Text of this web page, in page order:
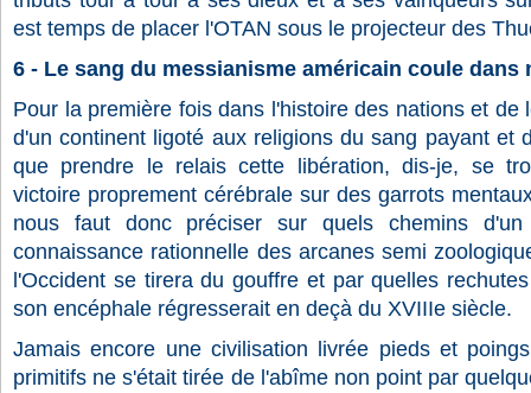
est temps de placer l'OTAN sous le projecteur des
6 - Le sang du messianisme américain coule dans
Pour la première fois dans l'histoire des nations et de
d'un continent ligoté aux religions du sang payant et
que prendre le relais cette libération, dis-je, se
victoire proprement cérébrale sur des garrots
nous faut donc préciser sur quels chemins d'un
connaissance rationnelle des arcanes semi
l'Occident se tirera du gouffre et par quelles
son encéphale régresserait en deçà du XVIIIe siècle.
Jamais encore une civilisation livrée pieds et
primitifs ne s'était tirée de l'abîme non point par